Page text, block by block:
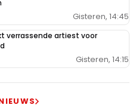
Gisteren, 14:45
verrassende artiest voor
Gisteren, 14:15